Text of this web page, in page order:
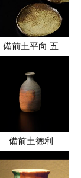
備前土平向 五
備前土徳利